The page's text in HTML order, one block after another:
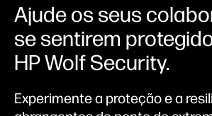
Ajude os seus
se sentirem
HP Wolf Security.
Experimente a proteção e a